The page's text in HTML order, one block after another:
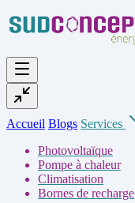
Accueil Blogs Services
Photovoltaïque
Pompe à chaleur
Climatisation
Bornes de recharge